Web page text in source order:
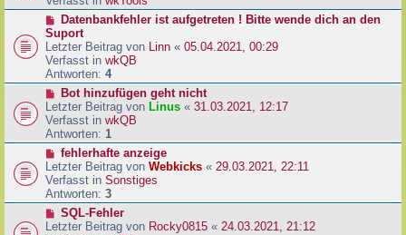
i
r
a
g
e
B
e
i
t
a
g
N
e
u
e
r
B
e
i
t
r
a
g
Datenbankfehler ist aufgetreten ! Bitte wende dich an den
Suport
Letzter Beitrag von Linn « 05.04.2021, 00:29
Verfasst in wkQB
Antworten: 4
N
e
u
e
r
B
e
i
t
a
Bot hinzufügen geht nicht
Letzter Beitrag von Linus « 31.03.2021, 12:17
Verfasst in wkQB
Antworten: 1
N
e
u
e
r
B
fehlerhafte anzeige
Letzter Beitrag von Webkicks « 29.03.2021, 22:11
Verfasst in Sonstiges
Antworten: 3
N
e
SQL-Fehler
Letzter Beitrag von Rocky0815 « 24.03.2021, 21:12